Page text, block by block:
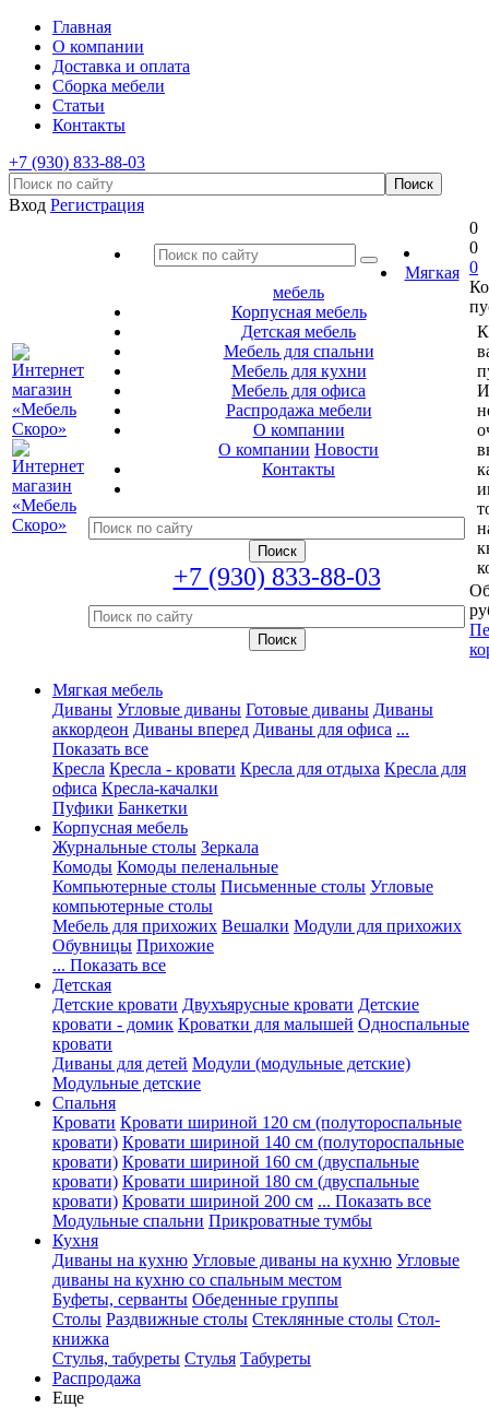
Главная
О компании
Доставка и оплата
Сборка мебели
Статьи
Контакты
+7 (930) 833-88-03
Вход Регистрация
Мягкая
мебель
Корпусная мебель
Детская мебель
Мебель для спальни
Мебель для кухни
Мебель для офиса
Распродажа мебели
О компании
О компании Новости
Контакты
+7 (930) 833-88-03
0
0
0
Мягкая мебель
Диваны Угловые диваны Готовые диваны Диваны
аккордеон Диваны вперед Диваны для офиса ...
Показать все
Кресла Кресла - кровати Кресла для отдыха Кресла для
офиса Кресла-качалки
Пуфики Банкетки
Корпусная мебель
Журнальные столы Зеркала
Комоды Комоды пеленальные
Компьютерные столы Письменные столы Угловые
компьютерные столы
Мебель для прихожих Вешалки Модули для прихожих
Обувницы Прихожие
... Показать все
Детская
Детские кровати Двухъярусные кровати Детские
кровати - домик Кроватки для малышей Односпальные
кровати
Диваны для детей Модули (модульные детские)
Модульные детские
Спальня
Кровати Кровати шириной 120 см (полутороспальные
кровати) Кровати шириной 140 см (полутороспальные
кровати) Кровати шириной 160 см (двуспальные
кровати) Кровати шириной 180 см (двуспальные
кровати) Кровати шириной 200 см ... Показать все
Модульные спальни Прикроватные тумбы
Кухня
Диваны на кухню Угловые диваны на кухню Угловые
диваны на кухню со спальным местом
Буфеты, серванты Обеденные группы
Столы Раздвижные столы Стеклянные столы Стол-
книжка
Стулья, табуреты Стулья Табуреты
Распродажа
Еще